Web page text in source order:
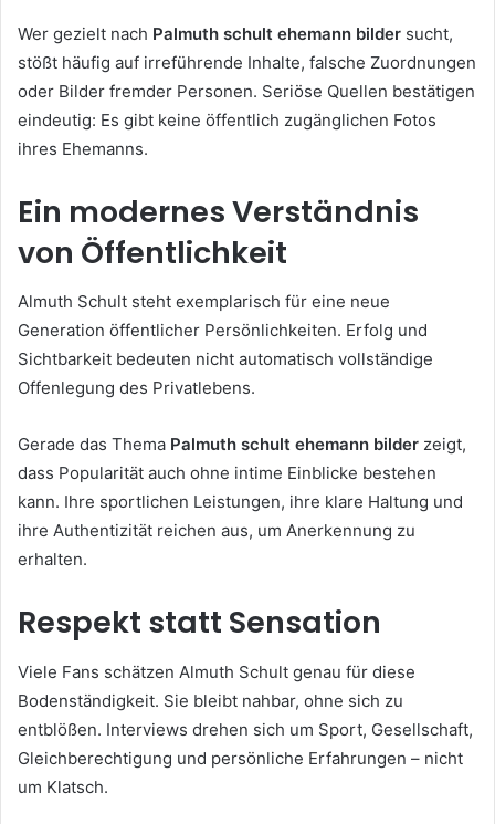
Wer gezielt nach Palmuth schult ehemann bilder sucht,
stößt häufig auf irreführende Inhalte, falsche Zuordnungen
oder Bilder fremder Personen. Seriöse Quellen bestätigen
eindeutig: Es gibt keine öffentlich zugänglichen Fotos
ihres Ehemanns.
Ein modernes Verständnis
von Öffentlichkeit
Almuth Schult steht exemplarisch für eine neue
Generation öffentlicher Persönlichkeiten. Erfolg und
Sichtbarkeit bedeuten nicht automatisch vollständige
Offenlegung des Privatlebens.
Gerade das Thema Palmuth schult ehemann bilder zeigt,
dass Popularität auch ohne intime Einblicke bestehen
kann. Ihre sportlichen Leistungen, ihre klare Haltung und
ihre Authentizität reichen aus, um Anerkennung zu
erhalten.
Respekt statt Sensation
Viele Fans schätzen Almuth Schult genau für diese
Bodenständigkeit. Sie bleibt nahbar, ohne sich zu
entblößen. Interviews drehen sich um Sport, Gesellschaft,
Gleichberechtigung und persönliche Erfahrungen – nicht
um Klatsch.